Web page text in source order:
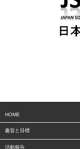
HOME
趣旨と目標
活動報告